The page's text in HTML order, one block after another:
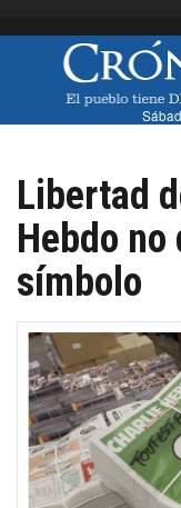
Libertad
Hebdo
símbolo